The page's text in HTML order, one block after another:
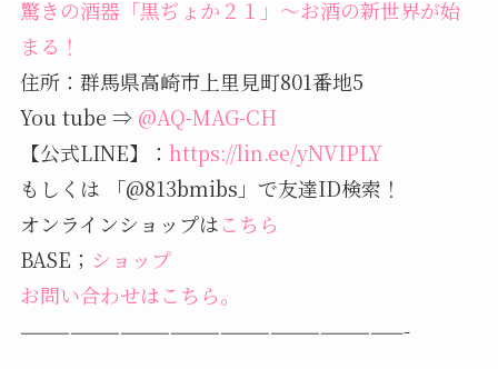
驚きの酒器「黒ぢょか２１」～お酒の新世界が始
まる！
住所：群馬県高崎市上里見町801番地5
You tube ⇒ @AQ-MAG-CH
【公式LINE】： https://lin.ee/yNVIPLY
もしくは 「@813bmibs」で友達ID検索！
オンラインショップはこちら
BASE； ショップ
お問い合わせはこちら。
———————————————————————-